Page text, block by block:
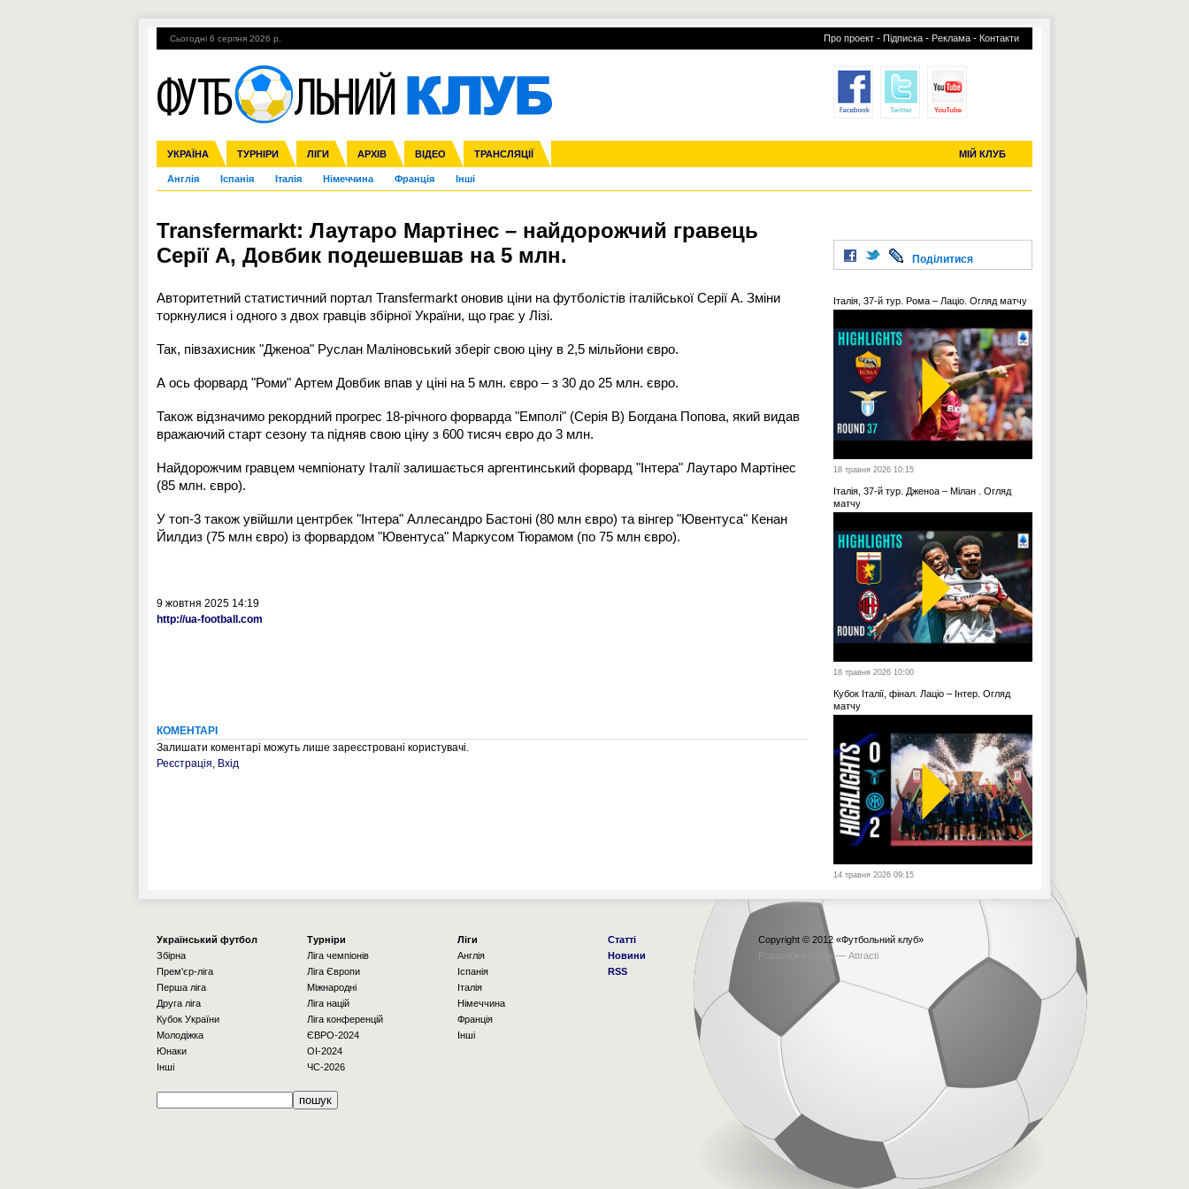
Сьогодні 6 серпня 2026 р. Про проект - Підписка - Реклама - Контакти
УКРАЇНА ТУРНІРИ ЛІГИ АРХІВ ВІДЕО ТРАНСЛЯЦІЇ МІЙ КЛУБ
Збірна Прем'єр-ліга Перша ліга Друга ліга Кубок України Молодіжка
Ліга чемпіонів Ліга Європи Міжнародні Ліга націй Ліга конференцій
Англія Іспанія Італія Німеччина Франція Інші
ЧС-2014 ЄВРО-2016 Росія Кубок конфедерацій ЧЄ-2015 (U-21)
Гарячі теми УПЛ, 1-й тур ВІЙНА УПЛ-ПЕРЕХОДИ УСІ ТРАНСФЕРИ
Transfermarkt: Лаутаро Мартінес – найдорожчий гравець
Серії А, Довбик подешевшав на 5 млн.
Авторитетний статистичний портал Transfermarkt оновив ціни на футболістів італійської Серії А. Зміни
торкнулися і одного з двох гравців збірної України, що грає у Лізі.
Так, півзахисник "Дженоа" Руслан Маліновський зберіг свою ціну в 2,5 мільйони євро.
А ось форвард "Роми" Артем Довбик впав у ціні на 5 млн. євро – з 30 до 25 млн. євро.
Також відзначимо рекордний прогрес 18-річного форварда "Емполі" (Серія B) Богдана Попова, який видав
вражаючий старт сезону та підняв свою ціну з 600 тисяч євро до 3 млн.
Найдорожчим гравцем чемпіонату Італії залишається аргентинський форвард "Інтера" Лаутаро Мартінес
(85 млн. євро).
У топ-3 також увійшли центрбек "Інтера" Аллесандро Бастоні (80 млн євро) та вінгер "Ювентуса" Кенан
Йилдиз (75 млн євро) із форвардом "Ювентуса" Маркусом Тюрамом (по 75 млн євро).
9 жовтня 2025 14:19
http://ua-football.com
КОМЕНТАРІ
Залишати коментарі можуть лише зареєстровані користувачі.
Реєстрація, Вхід
Поділитися
Італія, 37-й тур. Рома – Лаціо. Огляд матчу
18 травня 2026 10:15
Італія, 37-й тур. Дженоа – Мілан . Огляд
матчу
18 травня 2026 10:00
Кубок Італії, фінал. Лаціо – Інтер. Огляд
матчу
14 травня 2026 09:15
Українcький футбол
Збірна
Прем'єр-ліга
Перша ліга
Друга ліга
Кубок України
Молодіжка
Юнаки
Інші
Турніри
Ліга чемпіонів
Ліга Європи
Міжнародні
Ліга націй
Ліга конференцій
ЄВРО-2024
OI-2024
ЧС-2026
Ліги
Англія
Іспанія
Італія
Німеччина
Франція
Інші
Статті
Новини
RSS
Copyright © 2012 «Футбольний клуб»
Рорзробка сайта — Attracti